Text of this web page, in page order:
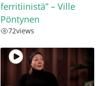
ferritiinistä” – Ville
Pöntynen
72views